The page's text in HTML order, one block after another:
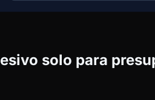
solo para